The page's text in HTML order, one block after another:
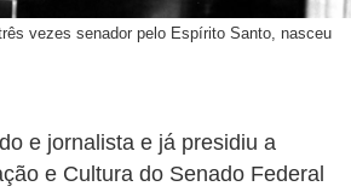
vezes senador pelo Espírito Santo, nasceu
e jornalista e já presidiu a
e Cultura do Senado Federal